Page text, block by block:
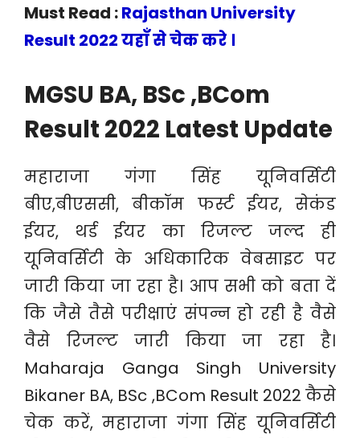
Must Read :Rajasthan University
Result 2022 यहाँ से चेक करे ।
MGSU BA, BSc ,BCom
Result 2022 Latest Update
महाराजा गंगा सिंह यूनिवर्सिटी
बीए,बीएससी, बीकॉम फर्स्ट ईयर, सेकंड
ईयर, थर्ड ईयर का रिजल्ट जल्द ही
यूनिवर्सिटी के अधिकारिक वेबसाइट पर
जारी किया जा रहा है। आप सभी को बता दें
कि जैसे तैसे परीक्षाएं संपन्न हो रही है वैसे
वैसे रिजल्ट जारी किया जा रहा है।
Maharaja Ganga Singh University
Bikaner BA, BSc ,BCom Result 2022 कैसे
चेक करें, महाराजा गंगा सिंह यूनिवर्सिटी